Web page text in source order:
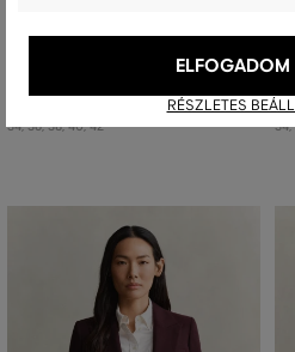
208 990 Ft
34, 36, 38, 40, 42 34,
RÉSZLETES
ELFOGADOM